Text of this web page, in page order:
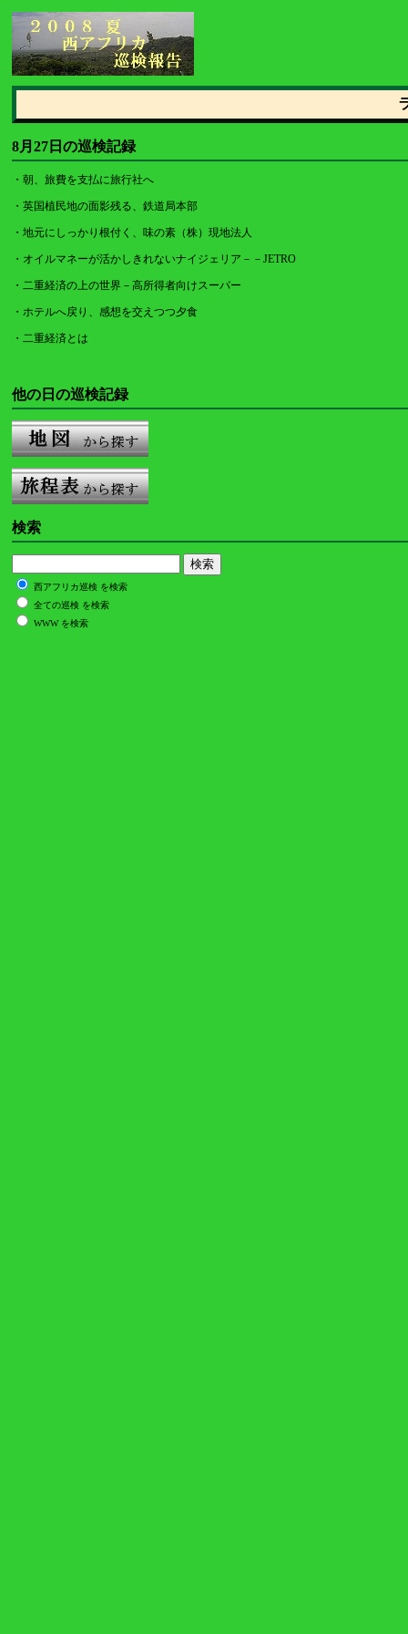
8月27日の巡検記録
・ 朝、旅費を支払に旅行社へ
・ 英国植民地の面影残る、鉄道局本部
・ 地元にしっかり根付く、味の素（株）現地法人
・ オイルマネーが活かしきれないナイジェリア－－JETRO
・ 二重経済の上の世界－高所得者向けスーパー
・ ホテルへ戻り、感想を交えつつ夕食
・ 二重経済とは
他の日の巡検記録
検索
西アフリカ巡検 を検索
全ての巡検 を検索
WWW を検索